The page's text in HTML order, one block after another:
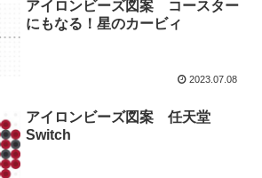
アイロンビーズ図案 コースター
にもなる！星のカービィ
2023.07.08
アイロンビーズ図案 任天堂
Switch